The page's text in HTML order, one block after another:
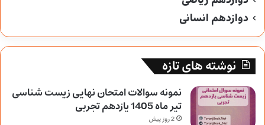
دوازدهم انسانی
نوشته های تازه
نمونه سوالات امتحان نهایی زیست شناسی
تیر ماه 1405 یازدهم تجربی
2 روز پیش